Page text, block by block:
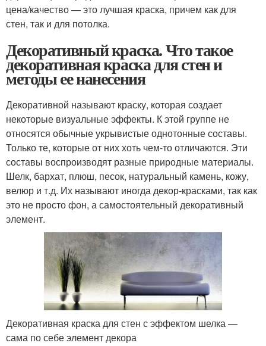
цена/качество — это лучшая краска, причем как для
стен, так и для потолка.
Декоративный краска. Что такое
декоративная краска для стен и
методы ее нанесения
Декоративной называют краску, которая создает
некоторые визуальные эффекты. К этой группе не
относятся обычные укрывистые однотонные составы.
Только те, которые от них хоть чем-то отличаются. Эти
составы воспроизводят разные природные материалы.
Шелк, бархат, плюш, песок, натуральный камень, кожу,
велюр и т.д. Их называют иногда декор-красками, так как
это не просто фон, а самостоятельный декоративный
элемент.
Декоративная краска для стен с эффектом шелка —
сама по себе элемент декора